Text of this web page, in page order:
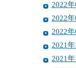
2022年
2022年
2022年
2021年
2021年